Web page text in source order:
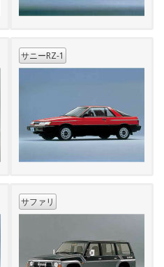
サニーRZ-1
サファリ